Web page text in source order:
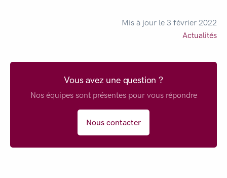
Mis à jour le 3 février 2022
Actualités
Vous avez une question ?
Nos équipes sont présentes pour vous répondre
Nous contacter